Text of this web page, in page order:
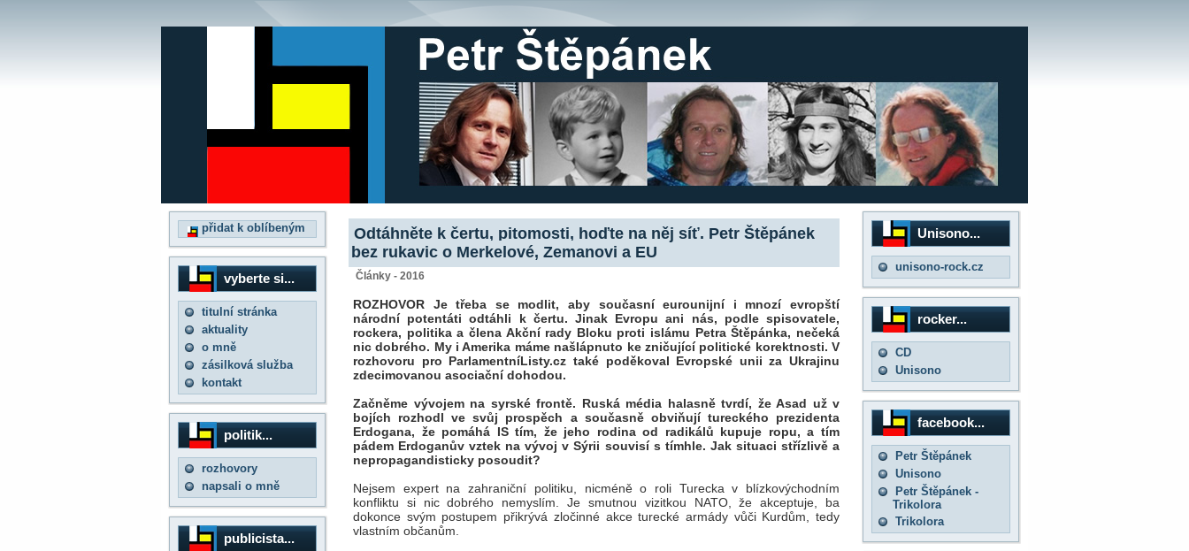
přidat k oblíbeným
vyberte si...
titulní stránka
aktuality
o mně
zásilková služba
kontakt
politik...
rozhovory
napsali o mně
publicista...
Odtáhněte k čertu, pitomosti, hoďte na něj síť. Petr Štěpánek
bez rukavic o Merkelové, Zemanovi a EU
Články - 2016
ROZHOVOR Je třeba se modlit, aby současní eurounijní i mnozí evropští
národní potentáti odtáhli k čertu. Jinak Evropu ani nás, podle spisovatele,
rockera, politika a člena Akční rady Bloku proti islámu Petra Štěpánka, nečeká
nic dobrého. My i Amerika máme našlápnuto ke zničující politické korektnosti. V
rozhovoru pro ParlamentníListy.cz také poděkoval Evropské unii za Ukrajinu
zdecimovanou asociační dohodou.
Začněme vývojem na syrské frontě. Ruská média halasně tvrdí, že Asad už v
bojích rozhodl ve svůj prospěch a současně obviňují tureckého prezidenta
Erdogana, že pomáhá IS tím, že jeho rodina od radikálů kupuje ropu, a tím
pádem Erdoganův vztek na vývoj v Sýrii souvisí s tímhle. Jak situaci střízlivě a
nepropagandisticky posoudit?
Nejsem expert na zahraniční politiku, nicméně o roli Turecka v blízkovýchodním
konfliktu si nic dobrého nemyslím. Je smutnou vizitkou NATO, že akceptuje, ba
dokonce svým postupem přikrývá zločinné akce turecké armády vůči Kurdům, tedy
vlastním občanům.
Unisono...
unisono-rock.cz
rocker...
CD
Unisono
facebook...
Petr Štěpánek
Unisono
Petr Štěpánek -
Trikolora
Trikolora